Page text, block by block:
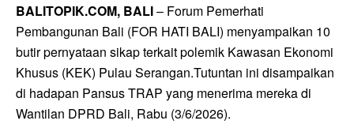
BALITOPIK.COM, BALI– Forum Pemerhati
Pembangunan Bali (FOR HATI BALI) menyampaikan 10
butir pernyataan sikap terkait polemik Kawasan Ekonomi
Khusus (KEK) Pulau Serangan.Tutuntan ini disampaikan
di hadapan Pansus TRAP yang menerima mereka di
Wantilan DPRD Bali, Rabu (3/6/2026).